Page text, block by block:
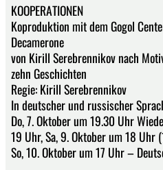
KOOPERATIONEN
Koproduktion mit dem Gogol
Decamerone
von Kirill Serebrennikov nach
zehn Geschichten
Regie: Kirill Serebrennikov
In deutscher und russischer
Do, 7. Oktober um 19.30 Uhr
19 Uhr, Sa, 9. Oktober um 18 Uhr
So, 10. Oktober um 17 Uhr –